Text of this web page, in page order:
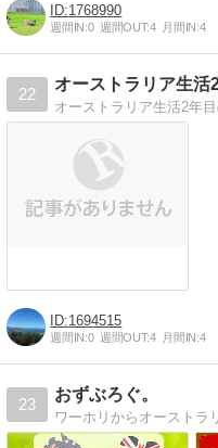
1768990
週間IN:0 週間OUT:4 月間IN:4
22
オーストラリア生活
オーストラリア生活2年
1694515
週間IN:0 週間OUT:4 月間IN:4
23
おずぶろぐ。